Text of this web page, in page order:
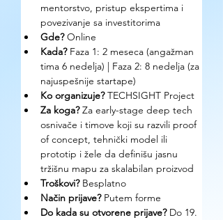
mentorstvo, pristup ekspertima i
povezivanje sa investitorima
Gde? Online
Kada? Faza 1: 2 meseca (angažman
tima 6 nedelja) | Faza 2: 8 nedelja (za
najuspešnije startape)
Ko organizuje? TECHSIGHT Project
Za koga? Za early-stage deep tech
osnivače i timove koji su razvili proof
of concept, tehnički model ili
prototip i žele da definišu jasnu
tržišnu mapu za skalabilan proizvod
Troškovi? Besplatno
Način prijave? Putem forme
Do kada su otvorene prijave? Do 19.